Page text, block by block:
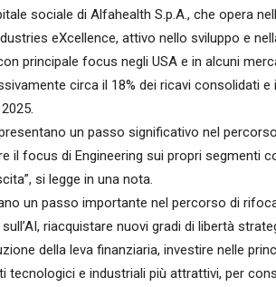
sociale di Alfahealth S.p.A., che opera
eXcellence, attivo nello sviluppo e
principale focus negli USA e in alcuni
circa il 18% dei ricavi consolidati e
un passo significativo nel
il focus di Engineering sui propri segmenti
si legge in una nota.
un passo importante nel percorso di
riacquistare nuovi gradi di libertà
della leva finanziaria, investire nelle
tecnologici e industriali più attrattivi, per